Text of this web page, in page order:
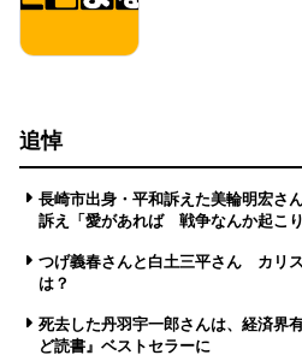
追悼
長崎市出身・平和訴えた美輪明宏
訴え「愛があれば 戦争なんか起こり
つげ義春さんと白土三平さん カリ
は？
死去した丹羽宇一郎さんは、経済
ど読書』ベストセラーに